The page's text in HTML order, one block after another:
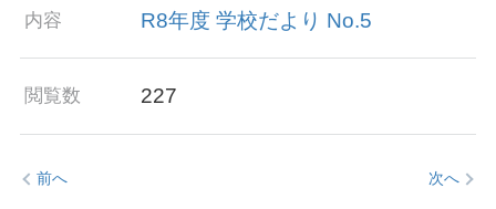
内容 R8年度 学校だより No.5
閲覧数 227
前へ 次へ